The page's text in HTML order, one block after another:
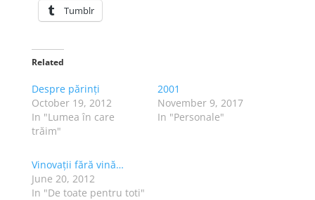
Tumblr
Related
Despre părinți
October 19, 2012
In "Lumea în care
trăim"
2001
November 9, 2017
In "Personale"
Vinovații fără vină…
June 20, 2012
In "De toate pentru toti"